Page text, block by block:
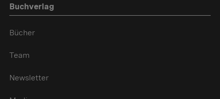
Buchverlag
Bücher
Team
Newsletter